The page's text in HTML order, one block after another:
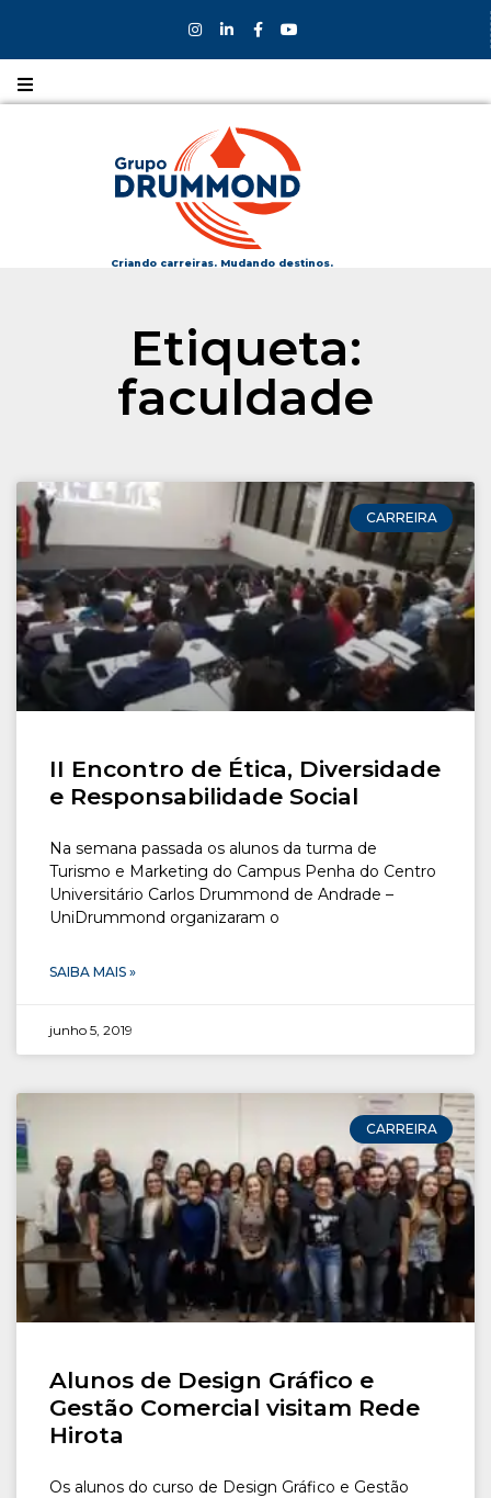
Fale
CONOSCO
Seja um
POLO EAD
Criando carreiras. Mudando destinos.
Etiqueta:
faculdade
CARREIRA
II Encontro de Ética, Diversidade
e Responsabilidade Social
Na semana passada os alunos da turma de
Turismo e Marketing do Campus Penha do Centro
Universitário Carlos Drummond de Andrade –
UniDrummond organizaram o
SAIBA MAIS »
junho 5, 2019
CARREIRA
Alunos de Design Gráfico e
Gestão Comercial visitam Rede
Hirota
Os alunos do curso de Design Gráfico e Gestão